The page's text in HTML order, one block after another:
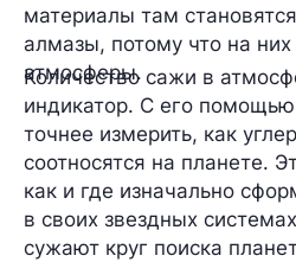
материалы там
алмазы, потому что на
атмосферы.
Количество сажи в
индикатор. С его
точнее измерить, как
соотносятся на планете.
как и где изначально
в своих звездных
сужают круг поиска